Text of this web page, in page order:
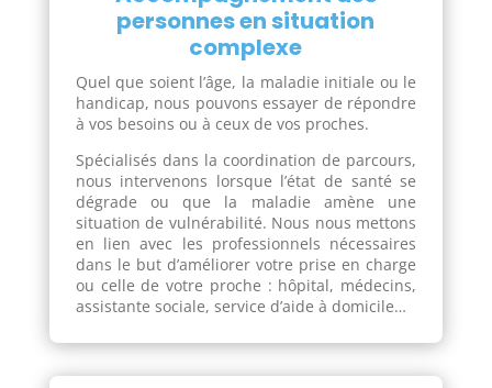
personnes en situation
complexe
Quel que soient l’âge, la maladie initiale ou le
handicap, nous pouvons essayer de répondre
à vos besoins ou à ceux de vos proches.
Spécialisés dans la coordination de parcours,
nous intervenons lorsque l’état de santé se
dégrade ou que la maladie amène une
situation de vulnérabilité. Nous nous mettons
en lien avec les professionnels nécessaires
dans le but d’améliorer votre prise en charge
ou celle de votre proche : hôpital, médecins,
assistante sociale, service d’aide à domicile…